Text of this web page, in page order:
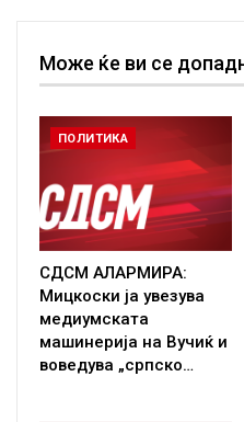
Може ќе ви се
ПОЛИТИКА
СДСМ АЛАРМИРА:
Мицкоски ја увезува
медиумската
машинерија на Вучиќ и
воведува „српско…